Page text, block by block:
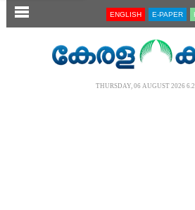
SECTIONS ENGLISH E-PAPER
THURSDAY, 06 AUGUST 2026